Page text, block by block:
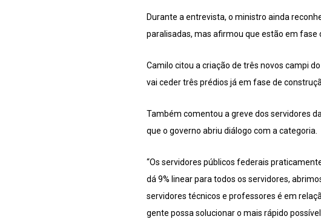
Durante a entrevista, o ministro ainda
paralisadas, mas afirmou que estão em fase
Camilo citou a criação de três novos campi
vai ceder três prédios já em fase de
Também comentou a greve dos servidores
que o governo abriu diálogo com a categoria.
“Os servidores públicos federais
dá 9% linear para todos os servidores,
servidores técnicos e professores é em
gente possa solucionar o mais rápido